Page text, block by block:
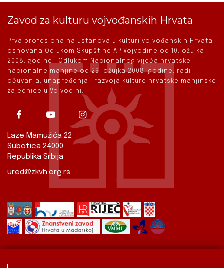
Zavod za kulturu vojvođanskih Hrvata
Prva profesionalna ustanova u kulturi vojvođanskih Hrvata
osnovana Odlukom Skupštine AP Vojvodine od 10. ožujka
2008. godine i Odlukom Nacionalnog vijeća hrvatske
nacionalne manjine od 29. ožujka 2008. godine, radi
očuvanja, unapređenja i razvoja kulture hrvatske manjinske
zajednice u Vojvodini.
Laze Mamužića 22
Subotica 24000
Republika Srbija
ured@zkvh.org.rs